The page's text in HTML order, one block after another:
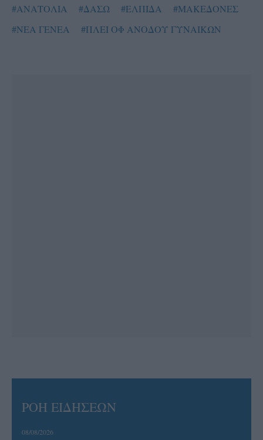
#ΑΝΑΤΟΛΙΑ #ΔΑΣΩ #ΕΛΠΙΔΑ
#ΜΑΚΕΔΟΝΕΣ
#ΝΕΑ ΓΕΝΕΑ
#ΠΛΕΙ ΟΦ ΑΝΟΔΟΥ ΓΥΝΑΙΚΩΝ
ΡΟΗ ΕΙΔΗΣΕΩΝ
08/08/2026